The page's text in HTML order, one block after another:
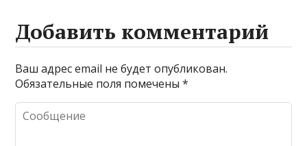
Добавить комментарий
Ваш адрес email не будет опубликован.
Обязательные поля помечены*